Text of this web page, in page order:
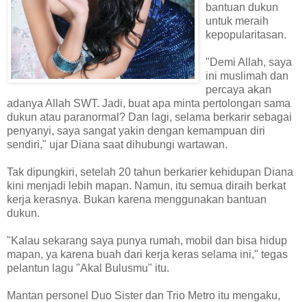
bantuan dukun
untuk meraih
kepopularitasan.
"Demi Allah, saya
ini muslimah dan
percaya akan
adanya Allah SWT. Jadi, buat apa minta pertolongan sama
dukun atau paranormal? Dan lagi, selama berkarir sebagai
penyanyi, saya sangat yakin dengan kemampuan diri
sendiri," ujar Diana saat dihubungi wartawan.
Tak dipungkiri, setelah 20 tahun berkarier kehidupan Diana
kini menjadi lebih mapan. Namun, itu semua diraih berkat
kerja kerasnya. Bukan karena menggunakan bantuan
dukun.
"Kalau sekarang saya punya rumah, mobil dan bisa hidup
mapan, ya karena buah dari kerja keras selama ini," tegas
pelantun lagu "Akal Bulusmu" itu.
Mantan personel Duo Sister dan Trio Metro itu mengaku,